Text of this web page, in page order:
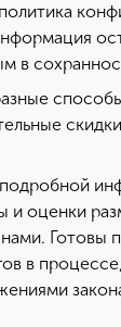
в
оценки
в